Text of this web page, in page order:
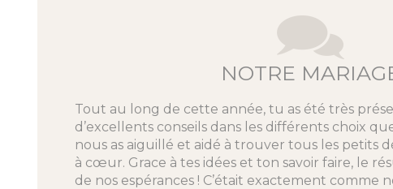
NOTRE
Tout au long de cette année, tu as été très
d’excellents conseils dans les différents choix
nous as aiguillé et aidé à trouver tous les petits
à cœur. Grace à tes idées et ton savoir faire, le
de nos espérances ! C’était exactement comme